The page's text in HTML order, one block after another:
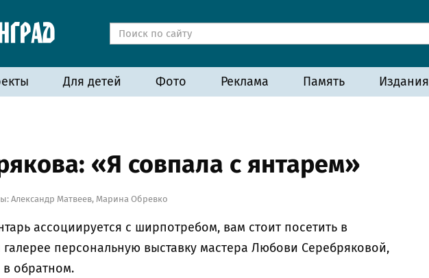
Для детей Фото Реклама Память Издания
«Я совпала с янтарем»
Александр Матвеев, Марина Обревко
ассоциируется с ширпотребом, вам стоит посетить в
персональную выставку мастера Любови Серебряковой,
в обратном.